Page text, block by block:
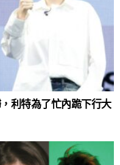
利特為了忙內跪下行大